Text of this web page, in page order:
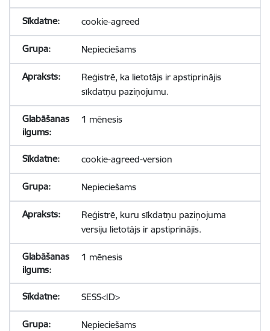
cookie-agreed
Nepieciešams
Reģistrē, ka lietotājs ir apstiprinājis
sīkdatņu paziņojumu.
1 mēnesis
cookie-agreed-version
Nepieciešams
Reģistrē, kuru sīkdatņu paziņojuma
versiju lietotājs ir apstiprinājis.
1 mēnesis
SESS<ID>
Nepieciešams